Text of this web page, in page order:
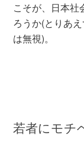
こそが、日本社
ろうか(とりあ
は無視)。
若者にモチ